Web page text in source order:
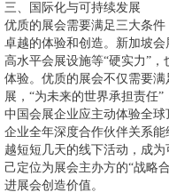
三、国际化与可持续发展
优质的展会需要满足三大条
卓越的体验和创造。新加坡
高水平会展设施等“硬实力”
体验。优质的展会不仅需要
展，“为未来的世界承担责任”
中国会展企业应主动体验全
企业全年深度合作伙伴关系
越短短几天的线下活动，成
己定位为展会主办方的“战略
进展会创造价值。